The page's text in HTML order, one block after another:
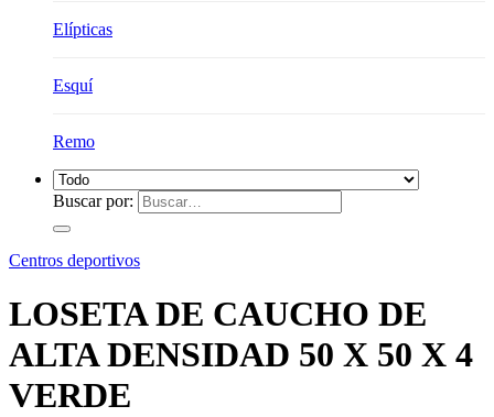
Elípticas
Esquí
Remo
Buscar por:
Centros deportivos
LOSETA DE CAUCHO DE
ALTA DENSIDAD 50 X 50 X 4
VERDE